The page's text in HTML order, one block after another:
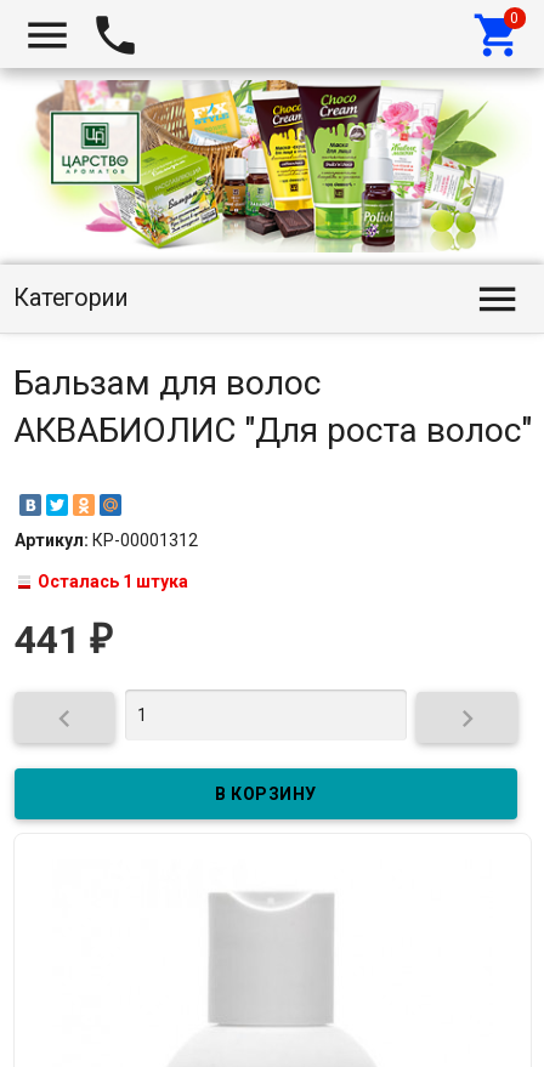
  
Категории 
Бальзам для волос
АКВАБИОЛИС "Для роста волос"
Артикул: КР-00001312
Осталась 1 штука
441 ₽
 